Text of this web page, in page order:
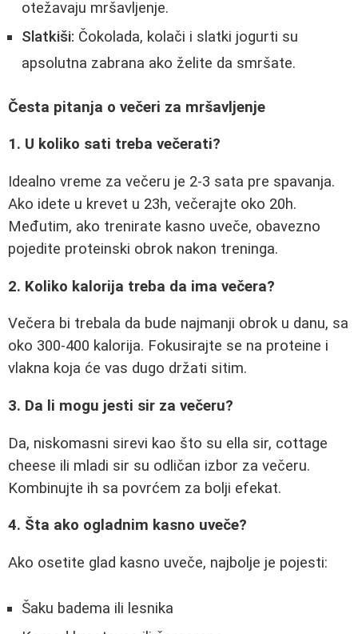
otežavaju mršavljenje.
Slatkiši: Čokolada, kolači i slatki jogurti su
apsolutna zabrana ako želite da smršate.
Česta pitanja o večeri za mršavljenje
1. U koliko sati treba večerati?
Idealno vreme za večeru je 2-3 sata pre spavanja.
Ako idete u krevet u 23h, večerajte oko 20h.
Međutim, ako trenirate kasno uveče, obavezno
pojedite proteinski obrok nakon treninga.
2. Koliko kalorija treba da ima večera?
Večera bi trebala da bude najmanji obrok u danu, sa
oko 300-400 kalorija. Fokusirajte se na proteine i
vlakna koja će vas dugo držati sitim.
3. Da li mogu jesti sir za večeru?
Da, niskomasni sirevi kao što su ella sir, cottage
cheese ili mladi sir su odličan izbor za večeru.
Kombinujte ih sa povrćem za bolji efekat.
4. Šta ako ogladnim kasno uveče?
Ako osetite glad kasno uveče, najbolje je pojesti:
Šaku badema ili lesnika